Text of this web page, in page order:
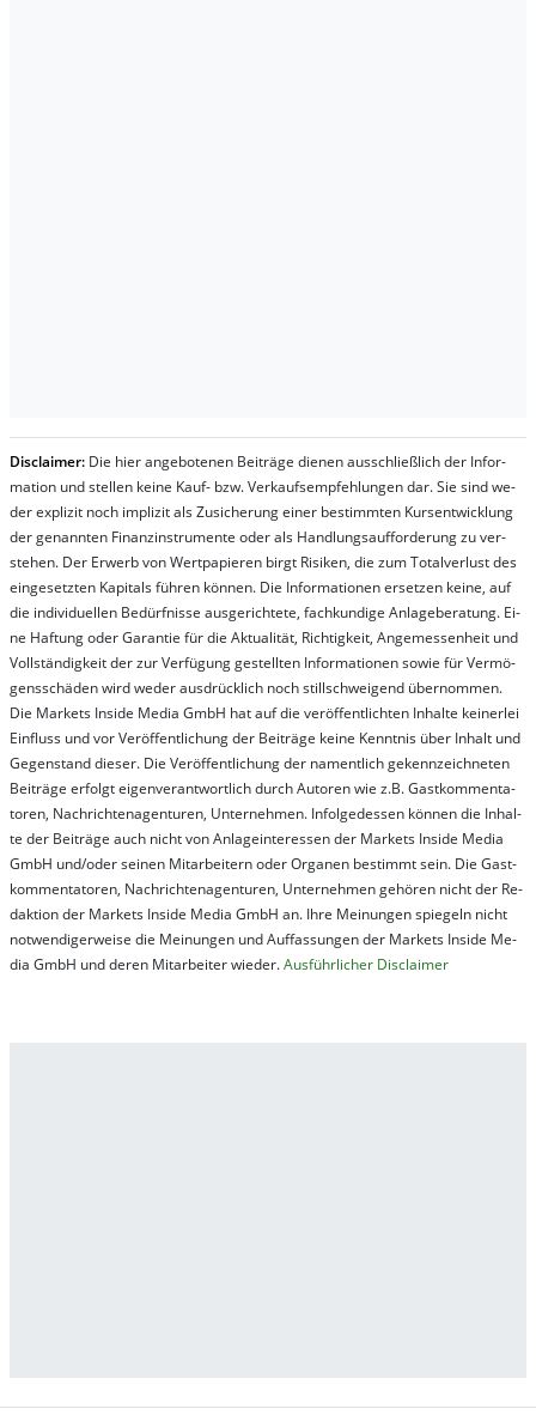
Dis­clai­mer: Die hier an­ge­bo­te­nen Bei­trä­ge die­nen aus­schließ­lich der In­for­
ma­t­ion und stel­len kei­ne Kauf- bzw. Ver­kaufs­em­pfeh­lung­en dar. Sie sind we­
der ex­pli­zit noch im­pli­zit als Zu­sich­er­ung ei­ner be­stim­mt­en Kurs­ent­wick­lung
der ge­nan­nt­en Fi­nanz­in­stru­men­te oder als Handl­ungs­auf­for­der­ung zu ver­
steh­en. Der Er­werb von Wert­pa­pier­en birgt Ri­si­ken, die zum To­tal­ver­lust des
ein­ge­setz­ten Ka­pi­tals füh­ren kön­nen. Die In­for­ma­tion­en er­setz­en kei­ne, auf
die in­di­vi­du­el­len Be­dür­fnis­se aus­ge­rich­te­te, fach­kun­di­ge An­la­ge­be­ra­tung. Ei­
ne Haf­tung oder Ga­ran­tie für die Ak­tu­ali­tät, Rich­tig­keit, An­ge­mes­sen­heit und
Vol­lständ­ig­keit der zur Ver­fü­gung ge­stel­lt­en In­for­ma­tion­en so­wie für Ver­mö­
gens­schä­den wird we­der aus­drück­lich noch stil­lschwei­gend über­nom­men.
Die Mar­kets In­side Me­dia GmbH hat auf die ver­öf­fent­lich­ten In­hal­te kei­ner­lei
Ein­fluss und vor Ver­öf­fent­lich­ung der Bei­trä­ge kei­ne Ken­nt­nis über In­halt und
Ge­gen­stand die­ser. Die Ver­öf­fent­lich­ung der na­ment­lich ge­kenn­zeich­net­en
Bei­trä­ge er­folgt ei­gen­ver­ant­wort­lich durch Au­tor­en wie z.B. Gast­kom­men­ta­
tor­en, Nach­richt­en­ag­en­tur­en, Un­ter­neh­men. In­fol­ge­des­sen kön­nen die In­hal­
te der Bei­trä­ge auch nicht von An­la­ge­in­te­res­sen der Mar­kets In­side Me­dia
GmbH und/oder sei­nen Mit­ar­bei­tern oder Or­ga­nen be­stim­mt sein. Die Gast­
kom­men­ta­tor­en, Nach­rich­ten­ag­en­tur­en, Un­ter­neh­men ge­hör­en nicht der Re­
dak­tion der Mar­kets In­side Me­dia GmbH an. Ihre Mei­nung­en spie­geln nicht
not­wen­di­ger­wei­se die Mei­nung­en und Auf­fas­sung­en der Mar­kets In­side Me­
dia GmbH und de­ren Mit­ar­bei­ter wie­der.Aus­führ­lich­er Dis­clai­mer